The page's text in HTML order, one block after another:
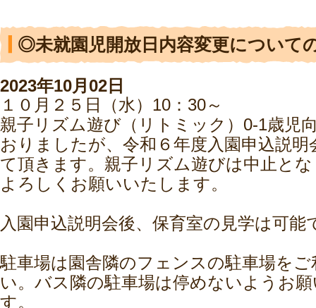
◎未就園児開放日内容変更について
2023年10月02日
１０月２５日（水）10：30～
親子リズム遊び（リトミック）0-1歳児
おりましたが、令和６年度入園申込説明
て頂きます。親子リズム遊びは中止と
よろしくお願いいたします。
入園申込説明会後、保育室の見学は可能
駐車場は園舎隣のフェンスの駐車場を
い。バス隣の駐車場は停めないようお
す。